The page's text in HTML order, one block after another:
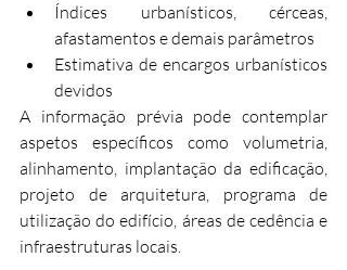
Índices urbanísticos, cérceas,
afastamentos e demais parâmetros
Estimativa de encargos urbanísticos
devidos
A informação prévia pode contemplar
aspetos específicos como volumetria,
alinhamento, implantação da edificação,
projeto de arquitetura, programa de
utilização do edifício, áreas de cedência e
infraestruturas locais.​